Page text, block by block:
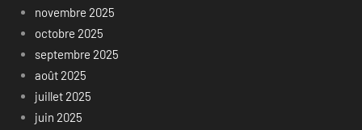
novembre 2025
octobre 2025
septembre 2025
août 2025
juillet 2025
juin 2025